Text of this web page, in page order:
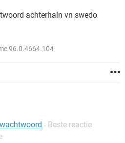
SNAPCHAT
achterhaln vn swedo
96.0.4664.104
- Beste reactie